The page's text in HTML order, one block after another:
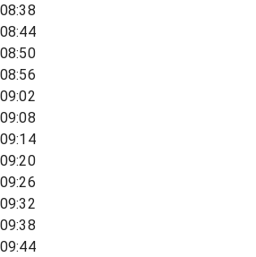
08:38
08:44
08:50
08:56
09:02
09:08
09:14
09:20
09:26
09:32
09:38
09:44